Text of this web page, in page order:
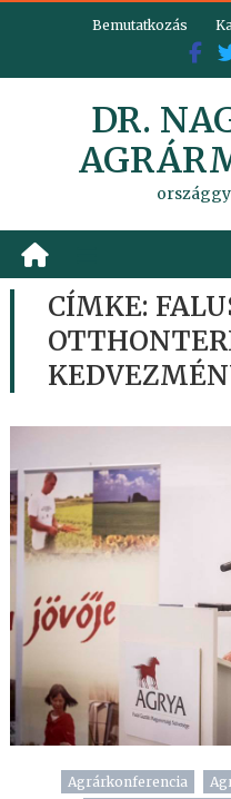
Bemutatkozás
DR.
CÍMKE:
Agrárkonferencia